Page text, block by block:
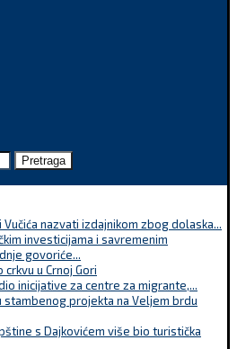
Pretraga
Vučića nazvati izdajnikom zbog dolaska...
investicijama i savremenim
govoriće...
u Crnoj Gori
inicijative za centre za migrante,...
projekta na Veljem brdu
s Dajkovićem više bio turistička